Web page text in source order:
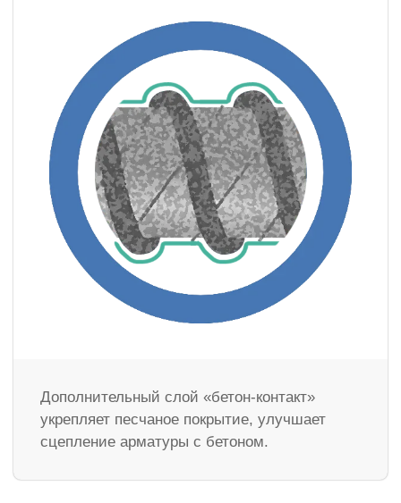
Дополнительный слой «бетон-контакт»
укрепляет песчаное покрытие, улучшает
сцепление арматуры с бетоном.